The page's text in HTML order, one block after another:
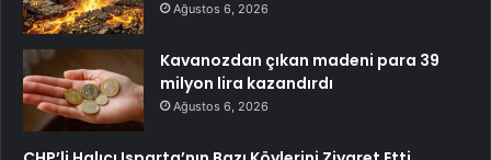
Ağustos 6, 2026
Kavanozdan çıkan madeni para 39
milyon lira kazandırdı
Ağustos 6, 2026